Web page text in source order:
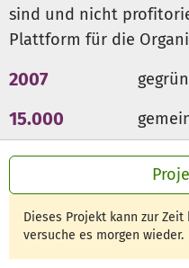
Dieses Projekt kann zur
versuche es morgen wieder.
sind und nicht
Plattform für die
2007
15.000
300 Mio € für